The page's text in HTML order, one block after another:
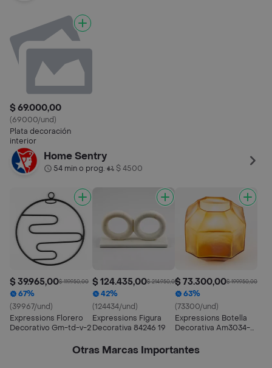
$ 69.000,00
(69000/und)
Plata decoración
interior
Home Sentry
54 min o prog.• $ 4500
$ 39.965,00$ 119.950,00
67%
(39967/und)
Expressions Florero
Decorativo Gm-td-v-2
$ 124.435,00$ 214.950,00
42%
(124434/und)
Expressions Figura
Decorativa 84246 19
$ 73.300,00$ 199.950,00
63%
(73300/und)
Expressions Botella
Decorativa Am3034-
Otras Marcas Importantes